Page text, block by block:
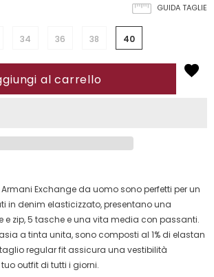
GUIDA TAGLIE
34 36 38 40
Exchange da uomo sono perfetti per un
in denim elasticizzato, presentano una
e zip, 5 tasche e una vita media con passanti.
a tinta unita, sono composti al 1% di elastan
regular fit assicura una vestibilità
outfit di tutti i giorni.